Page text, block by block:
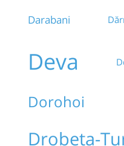
Darabani
Deva
Dorohoi
Drobeta-